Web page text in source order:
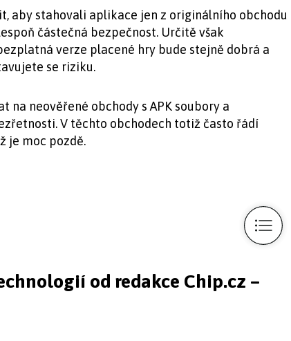
aby stahovali aplikace jen z originálního obchodu
částečná bezpečnost. Určitě však
verze placené hry bude stejně dobrá a
se riziku.
na neověřené obchody s APK soubory a
V těchto obchodech totiž často řádí
je moc pozdě.
od redakce Chip.cz –